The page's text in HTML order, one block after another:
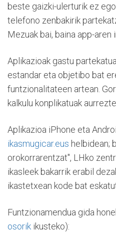
beste gaizki-ulerturik ez
telefono zenbakirik
Mezuak bai, baina app-aren
Aplikazioak gastu
estandar eta objetibo bat
funtzionalitateen artean.
kalkulu konplikatuak
Aplikazioa iPhone eta
ikasmugicar.eus helbidean;
orokorrarentzat", LHko
ikasleek bakarrik erabil
ikastetxean kode bat
Funtzionamendua gida
osorik ikusteko):